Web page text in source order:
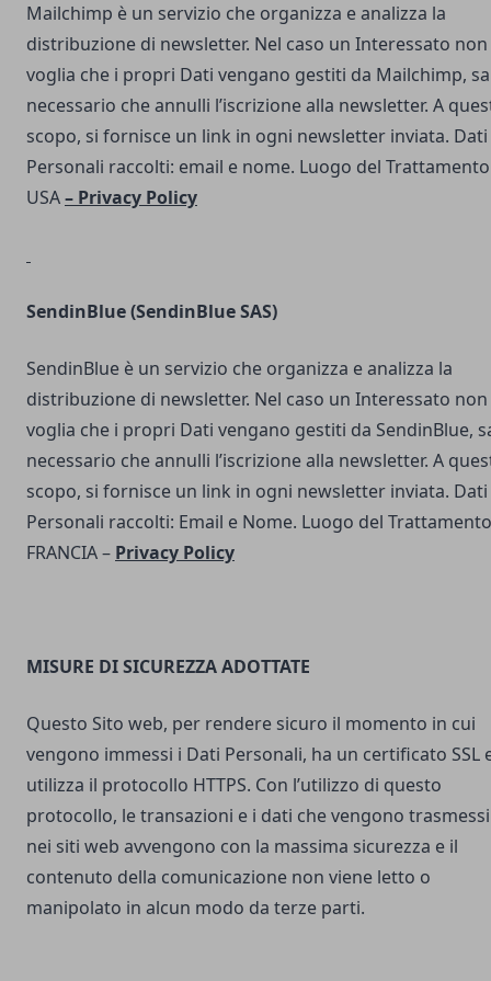
Mailchimp è un servizio che organizza e analizza la
distribuzione di newsletter. Nel caso un Interessato non
voglia che i propri Dati vengano gestiti da Mailchimp,
necessario che annulli l’iscrizione alla newsletter. A
scopo, si fornisce un link in ogni newsletter inviata. Dati
Personali raccolti: email e nome. Luogo del
USA– Privacy Policy
SendinBlue(SendinBlue SAS)
SendinBlue è un servizio che organizza e analizza la
distribuzione di newsletter. Nel caso un Interessato non
voglia che i propri Dati vengano gestiti da SendinBlue,
necessario che annulli l’iscrizione alla newsletter. A
scopo, si fornisce un link in ogni newsletter inviata. Dati
Personali raccolti: Email e Nome. Luogo del
FRANCIA – Privacy Policy
MISURE DI SICUREZZA ADOTTATE
Questo Sito web, per rendere sicuro il momento in cui
vengono immessi i Dati Personali, ha un certificato SSL
utilizza il protocollo HTTPS. Con l’utilizzo di questo
protocollo, le transazioni e i dati che vengono trasmessi
nei siti web avvengono con la massima sicurezza e il
contenuto della comunicazione non viene letto o
manipolato in alcun modo da terze parti.